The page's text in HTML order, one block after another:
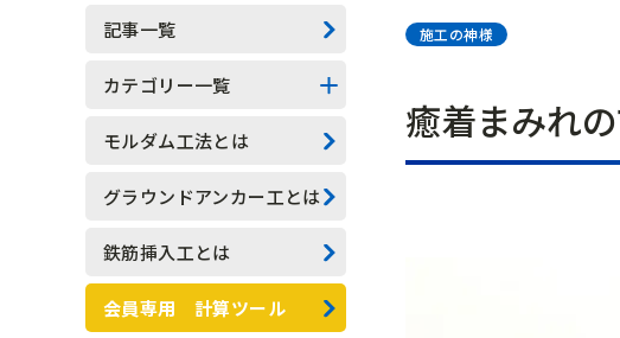
施工の神様
癒着まみれ
記事一覧
カテゴリー一覧
擁壁補強工事
モルダム工
一般人向け(他業種)
専門用語
モルダム工法とは
グラウンドアンカー工とは
鉄筋挿入工とは
会員専用 計算ツール